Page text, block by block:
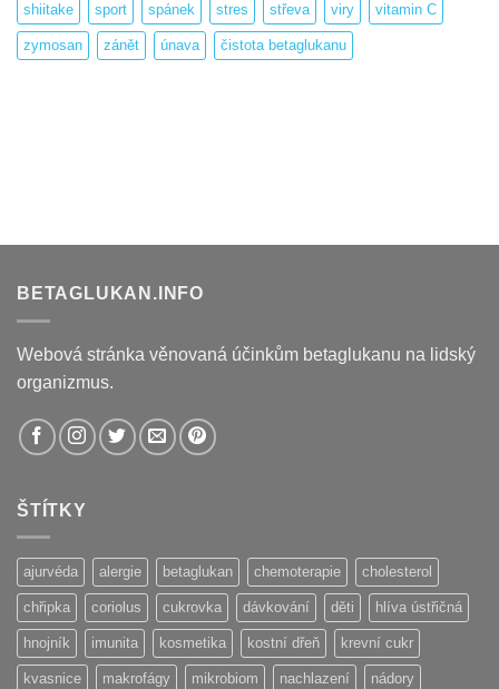
shiitake sport spánek stres střeva viry vitamin C
zymosan zánět únava čistota betaglukanu
BETAGLUKAN.INFO
Webová stránka věnovaná účinkům betaglukanu na lidský
organizmus.
ŠTÍTKY
ajurvéda alergie betaglukan chemoterapie cholesterol
chřipka coriolus cukrovka dávkování děti hlíva ústřičná
hnojník imunita kosmetika kostní dřeň krevní cukr
kvasnice makrofágy mikrobiom nachlazení nádory